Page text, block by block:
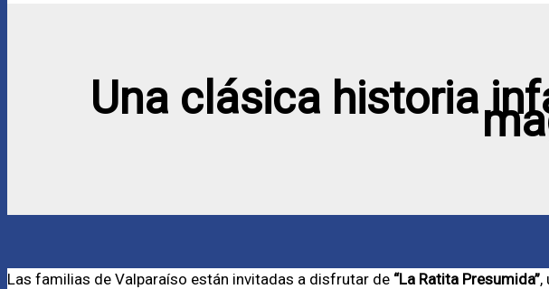
Una clásica historia
Las familias de Valparaíso están invitadas a disfrutar de “La Ratita Presumida”,